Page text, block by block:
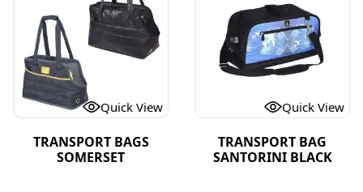
Quick View
TRANSPORT BAGS
SOMERSET
Quick View
TRANSPORT BAG
SANTORINI BLACK